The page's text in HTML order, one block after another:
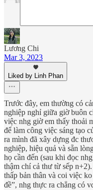
Lương Chi
Mar 3, 2023
Liked by Linh Phan
Trước đây, em thường có
nghiệp nghỉ giữa giờ buôn
việc nhg giờ em thấy thoải
để làm công việc sáng tạo
ra mình đã xây dựng đc
nghiệp, hiệu quả và sẵn
họ cần đến (sau khi đọc
thậm chí cả thư từ sếp
thấp bản thân và coi việc
đề”, nhg thực ra chẳng có